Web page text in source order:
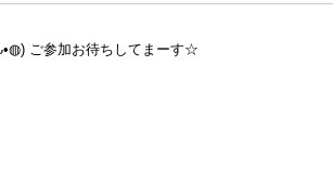
ご参加お待ちしてまーす☆